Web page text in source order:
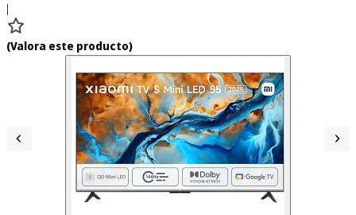
|
(Valora este producto)